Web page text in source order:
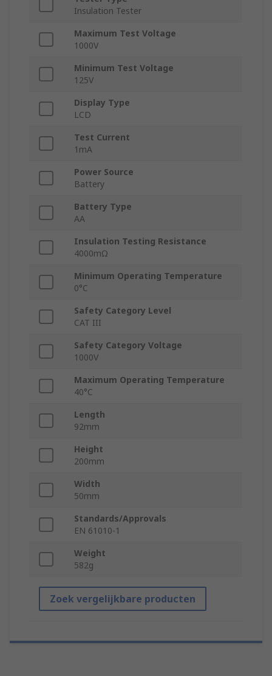
Insulation Tester
Maximum Test Voltage
1000V
Minimum Test Voltage
125V
Display Type
LCD
Test Current
1mA
Power Source
Battery
Battery Type
AA
Insulation Testing Resistance
4000mΩ
Minimum Operating Temperature
0°C
Safety Category Level
CAT III
Safety Category Voltage
1000V
Maximum Operating Temperature
40°C
Length
92mm
Height
200mm
Width
50mm
Standards/Approvals
EN 61010-1
Weight
582g
Zoek vergelijkbare producten